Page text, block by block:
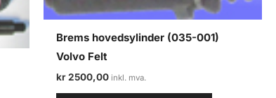
Brems hovedsylinder (035-001)
Volvo Felt
kr2500,00